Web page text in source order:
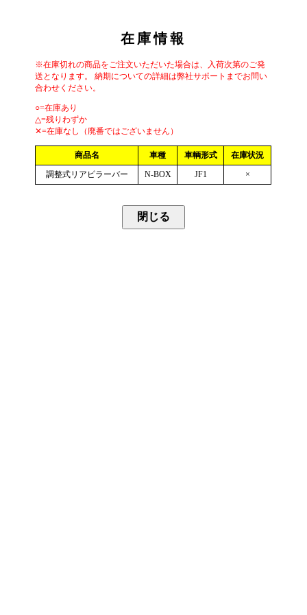
在庫情報
※在庫切れの商品をご注文いただいた場合は、入荷次第のご発
送となります。 納期についての詳細は弊社サポートまでお問い
合わせください。
○=在庫あり
△=残りわずか
✕=在庫なし（廃番ではございません）
商品名 車種 車輌形式
在庫状況
調整式リアピラーバー
N-BOX JF1 ×